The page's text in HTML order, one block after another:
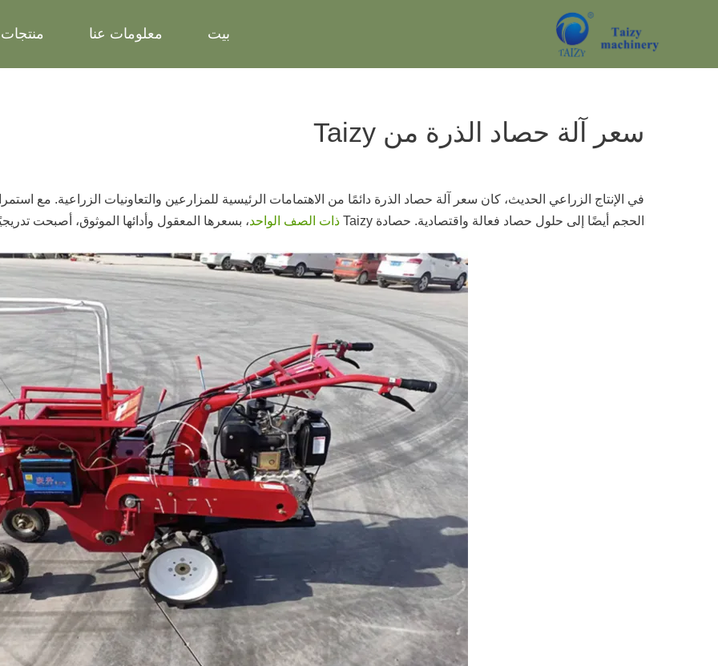
بيت معلومات عنا منتجات
سعر آلة حصاد الذرة من Taizy
في الإنتاج الزراعي الحديث، كان سعر آلة حصاد الذرة دائمًا من الاهتمامات الرئيسية للمزارعين والتعاونيات الزراعية. مع
الحجم أيضًا إلى حلول حصاد فعالة واقتصادية. حصادة Taizy
ذات الصف الواحد، بسعرها المعقول وأدائها الموثوق، أصبحت